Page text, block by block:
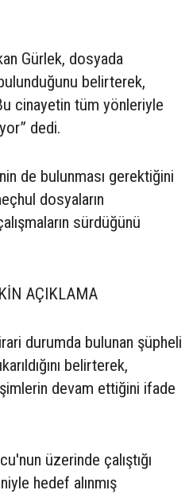
Gürlek, dosyada
belirterek,
cinayetin tüm yönleriyle
dedi.
de bulunması gerektiğini
dosyaların
sürdüğünü
AÇIKLAMA
durumda bulunan şüpheli
belirterek,
devam ettiğini ifade
üzerinde çalıştığı
hedef alınmış